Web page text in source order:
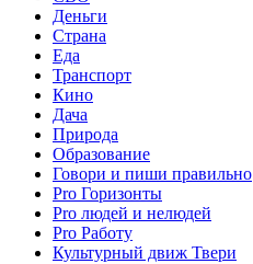
Деньги
Страна
Еда
Транспорт
Кино
Дача
Природа
Образование
Говори и пиши правильно
Pro Горизонты
Pro людей и нелюдей
Pro Работу
Культурный движ Твери